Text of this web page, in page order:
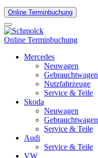
Online Terminbuchung
Online Terminbuchung
Mercedes
Neuwagen
Gebrauchtwagen
Nutzfahrzeuge
Service & Teile
Skoda
Neuwagen
Gebrauchtwagen
Service & Teile
Audi
Service & Teile
VW